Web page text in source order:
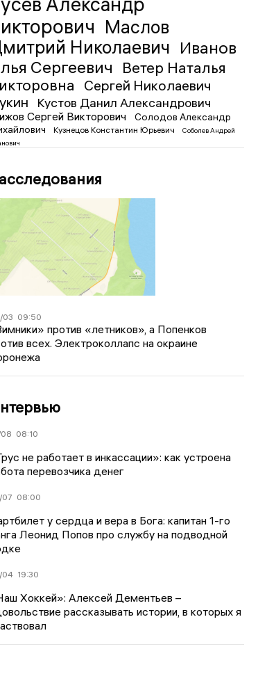
Маслов
Николаевич Иванов
Сергеевич
Ветер Наталья
Сергей Николаевич
Кустов Данил Александрович
Сергей Викторович
Солодов Александр
Кузнецов Константин Юрьевич
Соболев Андрей
03 09:50
против «летников», а Попенков
всех. Электроколлапс на окраине
08:10
не работает в инкассации»: как устроена
перевозчика денег
07 08:00
у сердца и вера в Бога: капитан 1-го
Леонид Попов про службу на подводной
04 19:30
Хоккей»: Алексей Дементьев –
рассказывать истории, в которых я